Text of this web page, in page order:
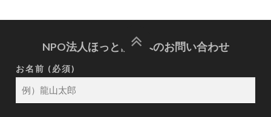
NPO法人ほっと龍山へのお問い合わせ
お名前 (必須)